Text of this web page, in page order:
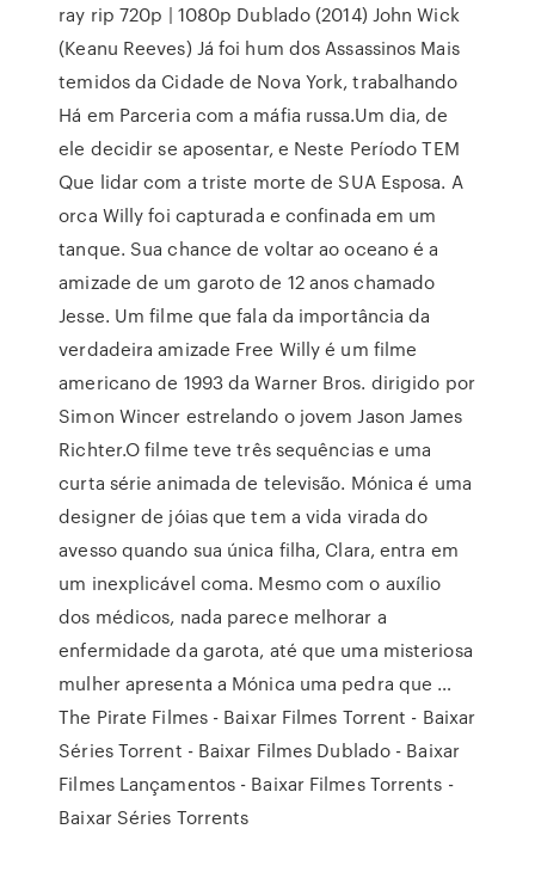
ray rip 720p | 1080p Dublado (2014) John Wick
(Keanu Reeves) Já foi hum dos Assassinos Mais
temidos da Cidade de Nova York, trabalhando
Há em Parceria com a máfia russa.Um dia, de
ele decidir se aposentar, e Neste Período TEM
Que lidar com a triste morte de SUA Esposa. A
orca Willy foi capturada e confinada em um
tanque. Sua chance de voltar ao oceano é a
amizade de um garoto de 12 anos chamado
Jesse. Um filme que fala da importância da
verdadeira amizade Free Willy é um filme
americano de 1993 da Warner Bros. dirigido por
Simon Wincer estrelando o jovem Jason James
Richter.O filme teve três sequências e uma
curta série animada de televisão. Mónica é uma
designer de jóias que tem a vida virada do
avesso quando sua única filha, Clara, entra em
um inexplicável coma. Mesmo com o auxílio
dos médicos, nada parece melhorar a
enfermidade da garota, até que uma misteriosa
mulher apresenta a Mónica uma pedra que …
The Pirate Filmes - Baixar Filmes Torrent - Baixar
Séries Torrent - Baixar Filmes Dublado - Baixar
Filmes Lançamentos - Baixar Filmes Torrents -
Baixar Séries Torrents